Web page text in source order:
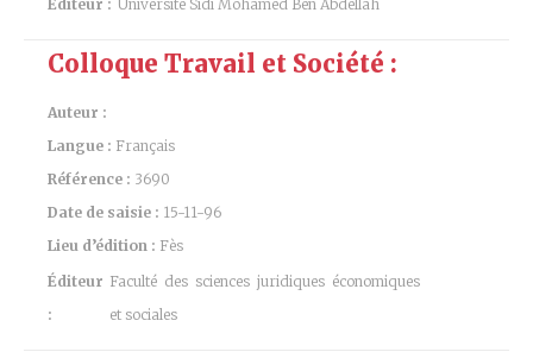
Éditeur : Université Sidi Mohamed Ben Abdellah
Colloque Travail et Société :
Auteur :
Langue : Français
Référence : 3690
Date de saisie : 15-11-96
Lieu d’édition : Fès
Éditeur
:
Faculté des sciences juridiques économiques
et sociales